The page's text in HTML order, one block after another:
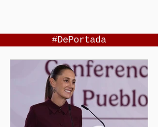
#DePortada